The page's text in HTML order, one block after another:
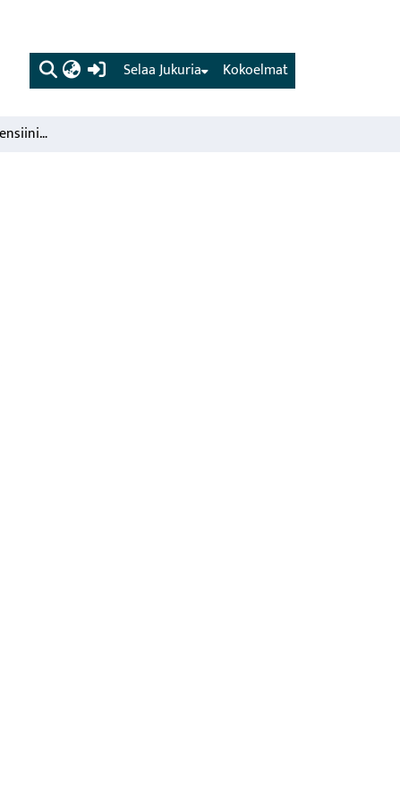
(current) Kokoelmat
Selaa Jukuria
Valmet 20 -traktori, bensiinikäyttöinen